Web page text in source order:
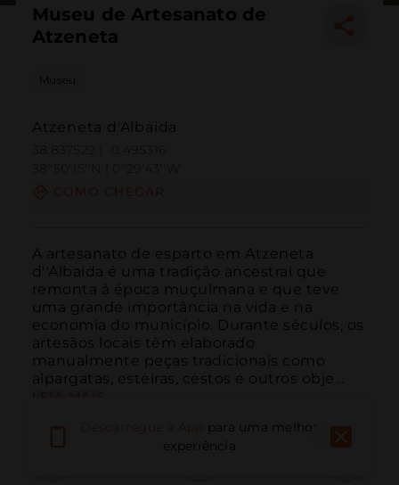
Museu de Artesanato de
Atzeneta
Museu
Atzeneta d'Albaida
A artesanato de esparto em Atzeneta
d''Albaida é uma tradição ancestral que
remonta à época muçulmana e que teve
uma grande importância na vida e na
economia do município. Durante séculos, os
artesãos locais têm elaborado
manualmente peças tradicionais como
alpargatas, esteiras, cestos e outros obje...
para uma melhor
experiência